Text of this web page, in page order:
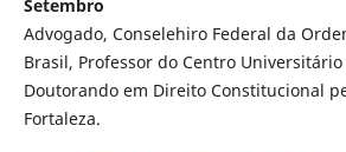
Setembro
Advogado, Conselehiro Federal da
Brasil, Professor do Centro
Doutorando em Direito Constitucional
Fortaleza.